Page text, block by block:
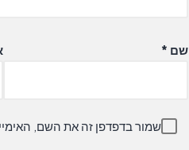
שם *
שמור בדפדפן זה את השם,